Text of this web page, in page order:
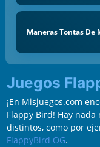
Maneras Tontas De
Juegos
¡En Misjuegos.com
Flappy Bird! Hay
distintos, como por
FlappyBird OG.